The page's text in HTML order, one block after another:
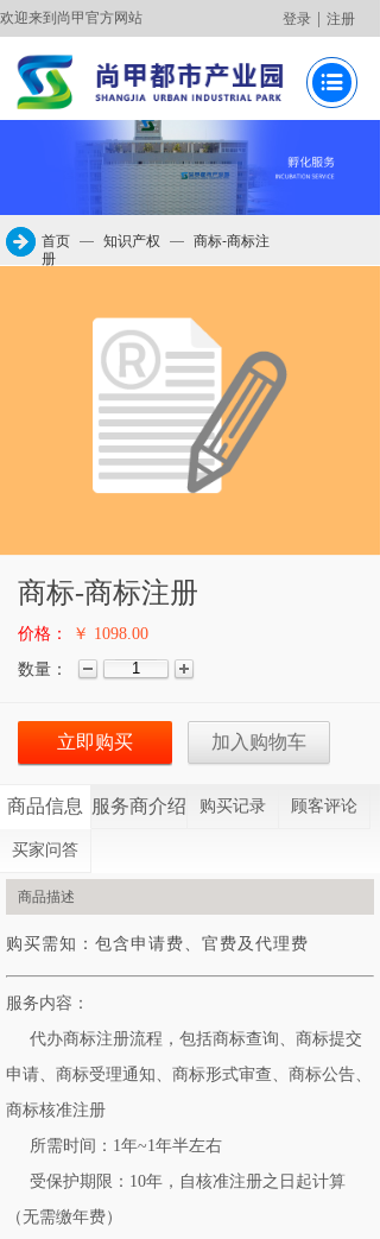
登录 注册
欢迎来到尚甲官方网站
首页 — 知识产权 — 商标-商标注
册
商标-商标注册
价格：
￥ 1098.00
数量：
立即购买 加入购物车
商品信息 服务商介绍 购买记录 顾客评论
买家问答
商品描述
购买需知：包含申请费、官费及代理费
服务内容：
代办商标注册流程，包括商标查询、商标提交
申请、商标受理通知、商标形式审查、商标公告、
商标核准注册
所需时间：1年~1年半左右
受保护期限：10年，自核准注册之日起计算
（无需缴年费）